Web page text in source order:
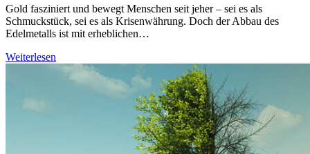
Gold fasziniert und bewegt Menschen seit jeher – sei es als
Schmuckstück, sei es als Krisenwährung. Doch der Abbau des
Edelmetalls ist mit erheblichen…
Weiterlesen